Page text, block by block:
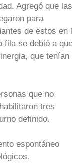
Agregó que las
para
de estos en
fila se debió a
que tenían
que no
tres
definido.
espontáneo